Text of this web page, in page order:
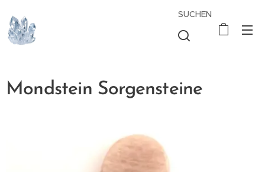
SUCHEN
Mondstein Sorgensteine